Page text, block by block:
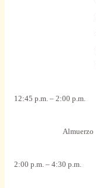
12:45 p.m. – 2:00 p.m.
Almuerzo
2:00 p.m. – 4:30 p.m.